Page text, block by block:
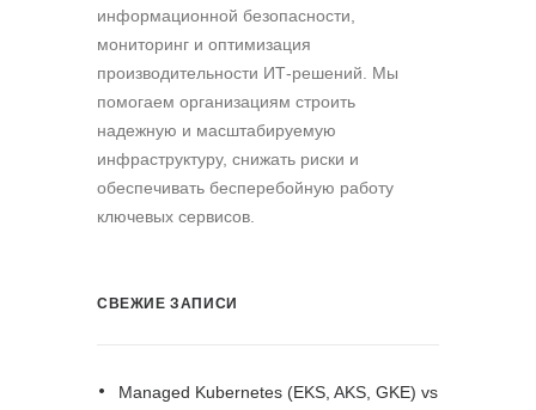
информационной безопасности,
мониторинг и оптимизация
производительности ИТ-решений. Мы
помогаем организациям строить
надежную и масштабируемую
инфраструктуру, снижать риски и
обеспечивать бесперебойную работу
ключевых сервисов.
СВЕЖИЕ ЗАПИСИ
Managed Kubernetes (EKS, AKS, GKE) vs